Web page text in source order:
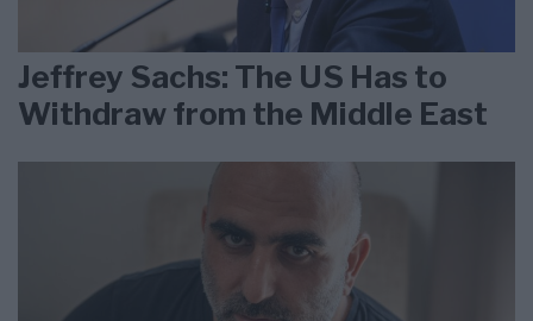
Jeffrey Sachs: The US Has to
Withdraw from the Middle East